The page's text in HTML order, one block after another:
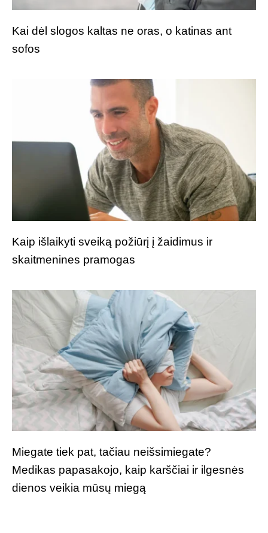
Kai dėl slogos kaltas ne oras, o katinas ant
sofos
Kaip išlaikyti sveiką požiūrį į žaidimus ir
skaitmenines pramogas
Miegate tiek pat, tačiau neišsimiegate?
Medikas papasakojo, kaip karščiai ir ilgesnės
dienos veikia mūsų miegą